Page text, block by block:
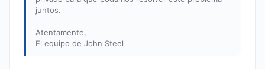
juntos.
Atentamente,
El equipo de John Steel